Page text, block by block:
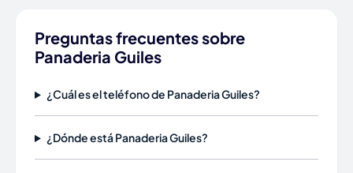
Preguntas frecuentes sobre
Panaderia Guiles
¿Cuál es el teléfono de Panaderia Guiles?
¿Dónde está Panaderia Guiles?